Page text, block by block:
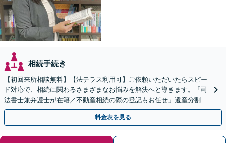
相続手続き
【初回来所相談無料】【法テラス利用可】ご依頼いただいたらスピー
ド対応で、相続に関わるさまざまなお悩みを解決へと導きます。「司
法書士兼弁護士が在籍／不動産相続の際の登記もお任せ」遺産分割協
議・調停／相続放棄／遺言書作成／遺留分侵害額請求
料金表を見る